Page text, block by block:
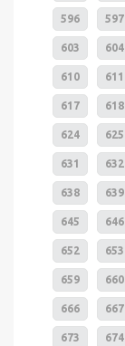
596 597
603 604
610 611
617 618
624 625
631 632
638 639
645 646
652 653
659 660
666 667
673 674